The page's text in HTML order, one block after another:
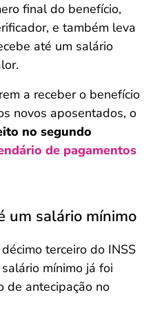
final do benefício,
e também leva
até um salário
a receber o benefício
novos aposentados, o
no segundo
de pagamentos
um salário mínimo
terceiro do INSS
mínimo já foi
de antecipação no